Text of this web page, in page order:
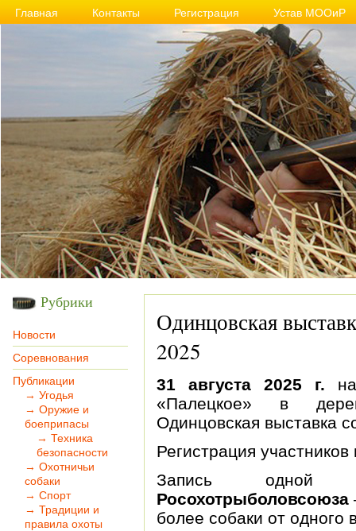
Главная Контакты Регистрация Устав МООиР
Рубрики
Новости
Соревнования
Публикации
→ Угодья
→ Оружие и
боеприпасы
→ Техника
безопасности
→ Охотничьи
собаки
→ Спорт
→ Традиции и
правила охоты
Одинцовская
2025
31 августа 2025 г.
«Палецкое» в
Одинцовская выставка
Регистрация
Запись
Росохотрыболовсоюза
более собаки от